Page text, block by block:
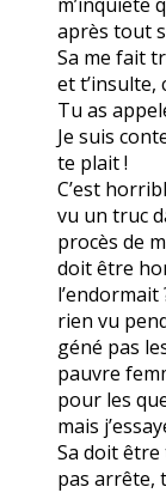
après tout
Sa me fait
et t’insulte,
Tu as
Je suis
te plait !
C’est
vu un truc
procès de
doit être
l’endormait
rien vu
géné pas
pauvre
pour les
mais
Sa doit être
pas arrête,